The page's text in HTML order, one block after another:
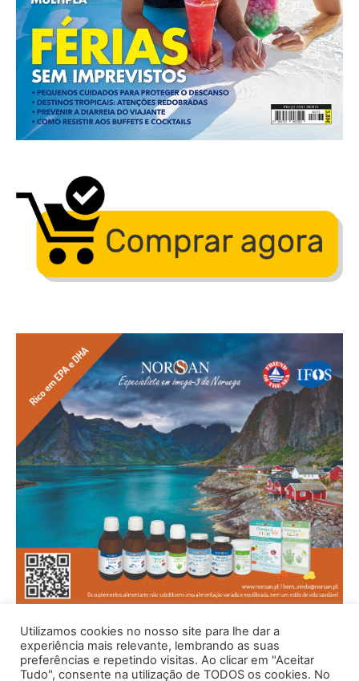
Utilizamos cookies no nosso site para lhe dar a
experiência mais relevante, lembrando as suas
preferências e repetindo visitas. Ao clicar em "Aceitar
Tudo", consente na utilização de TODOS os cookies. No